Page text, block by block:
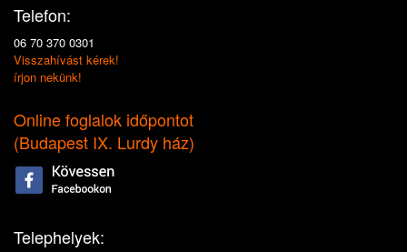
Telefon:
06 70 370 0301
Visszahívást kérek!
írjon nekünk!
Online foglalok időpontot
(Budapest IX. Lurdy ház)
Telephelyek: